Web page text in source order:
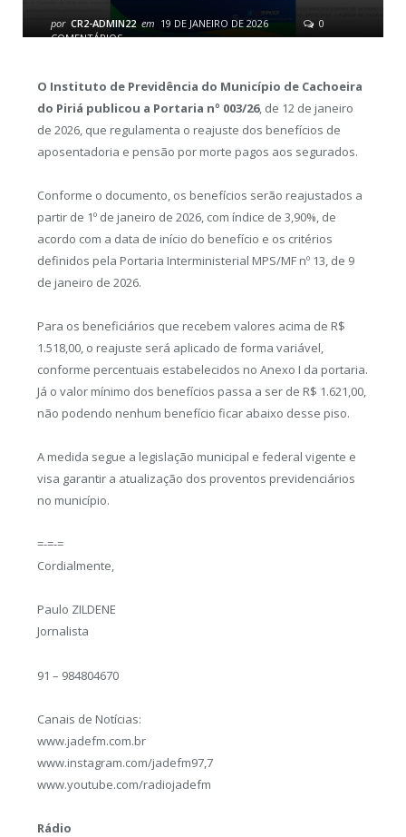
por CR2-ADMIN22 em 19 DE JANEIRO DE 2026
0
COMENTÁRIOS
O Instituto de Previdência do Município de Cachoeira
do Piriá publicou a Portaria nº 003/26, de 12 de janeiro
de 2026, que regulamenta o reajuste dos benefícios de
aposentadoria e pensão por morte pagos aos segurados.
Conforme o documento, os benefícios serão reajustados a
partir de 1º de janeiro de 2026, com índice de 3,90%, de
acordo com a data de início do benefício e os critérios
definidos pela Portaria Interministerial MPS/MF nº 13, de 9
de janeiro de 2026.
Para os beneficiários que recebem valores acima de R$
1.518,00, o reajuste será aplicado de forma variável,
conforme percentuais estabelecidos no Anexo I da portaria.
Já o valor mínimo dos benefícios passa a ser de R$ 1.621,00,
não podendo nenhum benefício ficar abaixo desse piso.
A medida segue a legislação municipal e federal vigente e
visa garantir a atualização dos proventos previdenciários
no município.
=-=-=
Cordialmente,
Paulo ZILDENE
Jornalista
91 – 984804670
Canais de Notícias:
www.jadefm.com.br
www.instagram.com/jadefm97,7
www.youtube.com/radiojadefm
Rádio